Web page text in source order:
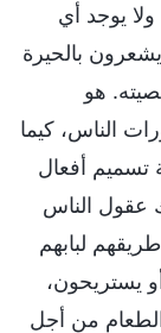
يوجد أي
بالحيرة
هو
الناس، كيما
تسميم أفعال
عقول الناس
لبابهم
يستريحون،
من أجل